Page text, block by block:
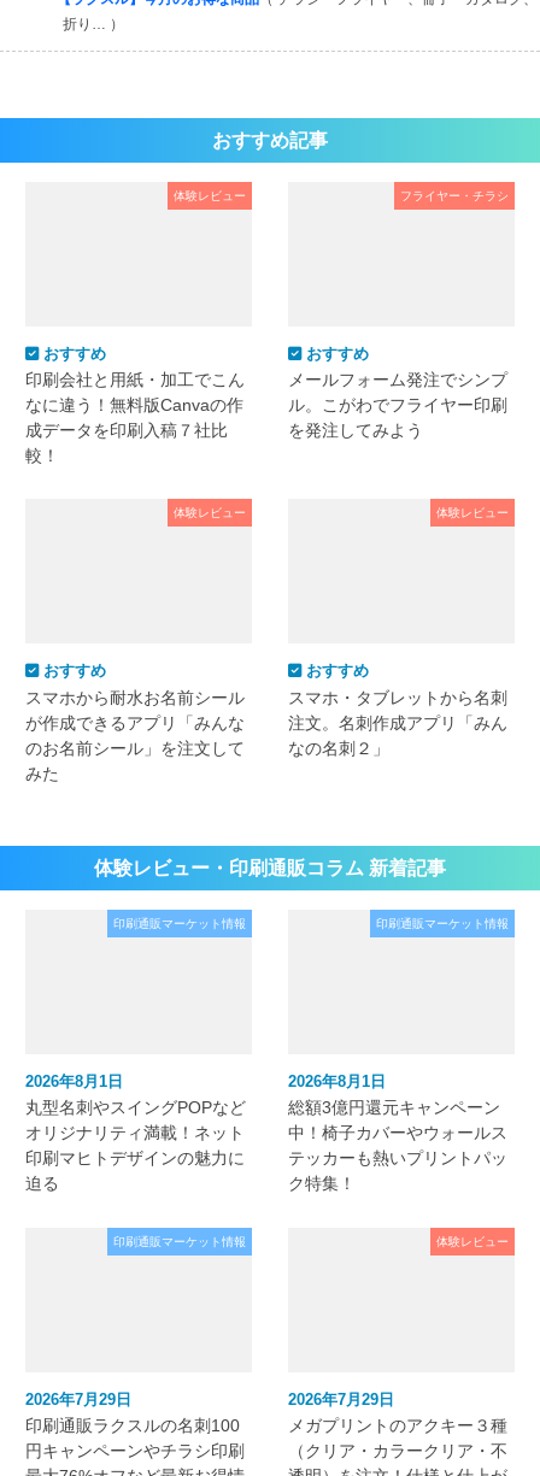
折り… ）
おすすめ記事
体験レビュー
おすすめ
印刷会社と用紙・加工でこん
なに違う！無料版Canvaの作
成データを印刷入稿７社比
較！
フライヤー・チラシ
おすすめ
メールフォーム発注でシンプ
ル。こがわでフライヤー印刷
を発注してみよう
体験レビュー
おすすめ
スマホから耐水お名前シール
が作成できるアプリ「みんな
のお名前シール」を注文して
みた
体験レビュー
おすすめ
スマホ・タブレットから名刺
注文。名刺作成アプリ「みん
なの名刺２」
体験レビュー・印刷通販コラム 新着記事
印刷通販マーケット情報
2026年8月1日
丸型名刺やスイングPOPなど
オリジナリティ満載！ネット
印刷マヒトデザインの魅力に
迫る
印刷通販マーケット情報
2026年8月1日
総額3億円還元キャンペーン
中！椅子カバーやウォールス
テッカーも熱いプリントパッ
ク特集！
印刷通販マーケット情報
2026年7月29日
印刷通販ラクスルの名刺100
円キャンペーンやチラシ印刷
体験レビュー
2026年7月29日
メガプリントのアクキー３種
（クリア・カラークリア・不